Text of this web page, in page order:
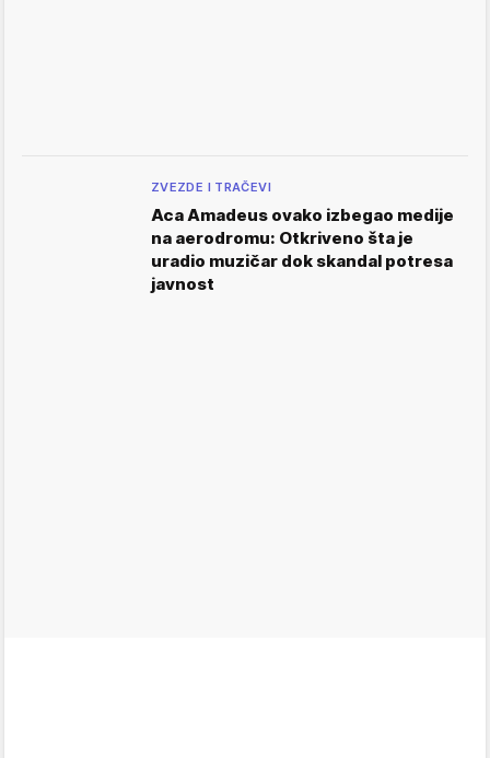
ZVEZDE I TRAČEVI
Aca Amadeus ovako izbegao medije
na aerodromu: Otkriveno šta je
uradio muzičar dok skandal potresa
javnost